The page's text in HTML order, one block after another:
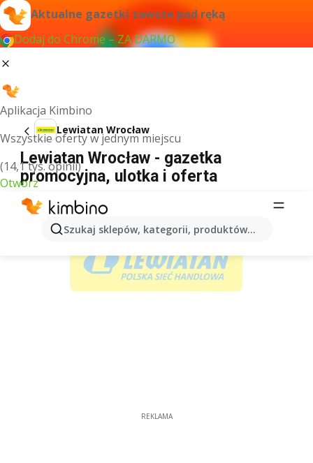
Aktualne gazetki zawsze pod ręką
Dodaj do Chrome – ZA DARMO
Aplikacja Kimbino
Wszystkie oferty w jednym miejscu
(14,1 tys. opinii)
Otwórz
Szukaj sklepów, kategorii, produktów...
Lewiatan Wrocław
Lewiatan Wrocław - gazetka
promocyjna, ulotka i oferta
REKLAMA